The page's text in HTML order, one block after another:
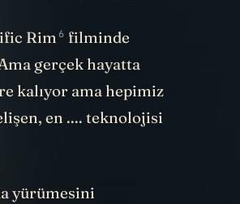
Rim 6 filminde
gerçek hayatta
kalıyor ama hepimiz
en .... teknolojisi
yürümesini